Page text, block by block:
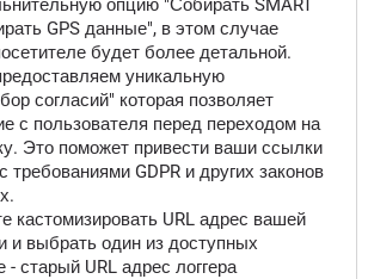
опцию "Собирать SMART
GPS данные", в этом случае
будет более детальной.
уникальную
согласий" которая позволяет
с пользователя перед переходом на
Это поможет привести ваши ссылки
требованиями GDPR и других законов
кастомизировать URL адрес вашей
и выбрать один из доступных
старый URL адрес логгера